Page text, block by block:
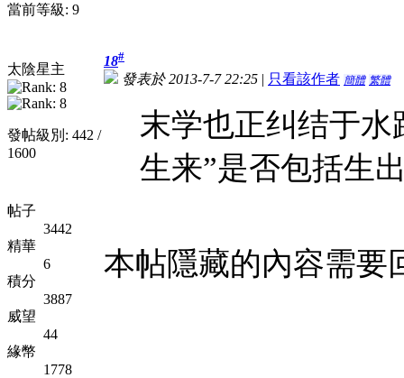
當前等級: 9
太陰星主
發帖級別: 442 /
1600
帖子
3442
精華
6
積分
3887
威望
44
緣幣
1778
18#
發表於 2013-7-7 22:25 | 只看該作者 簡體 繁體
末学也正纠结于
生来”是否包括生
本帖隱藏的內容需要